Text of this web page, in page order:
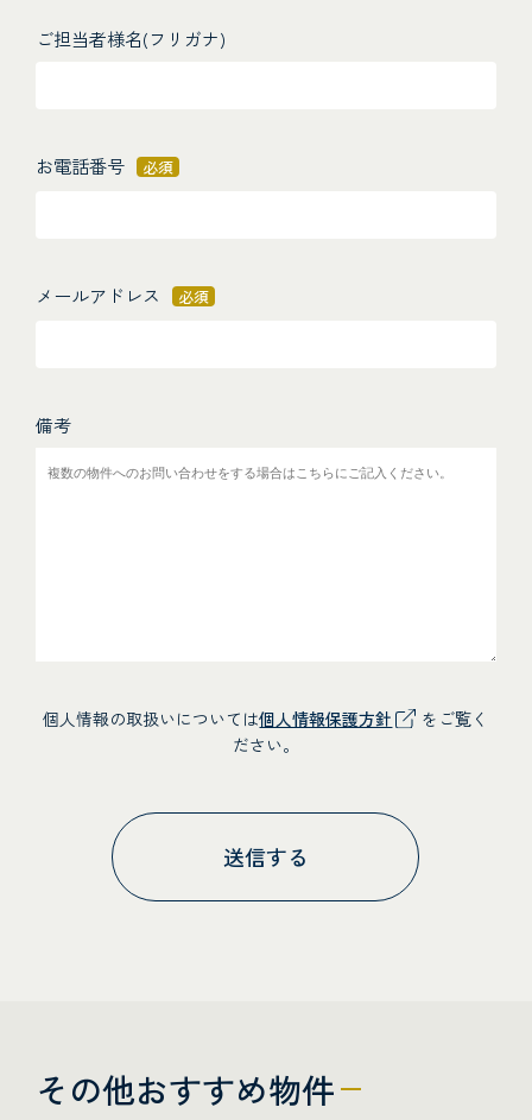
ご担当者様名(フリガナ)
お電話番号 必須
メールアドレス 必須
備考
個人情報の取扱いについては個人情報保護方針
をご覧く
ださい。
その他おすすめ物件